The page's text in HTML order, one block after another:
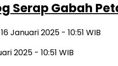
Serap Gabah
Januari 2025 - 10:51 WIB
2025 - 10:51 WIB